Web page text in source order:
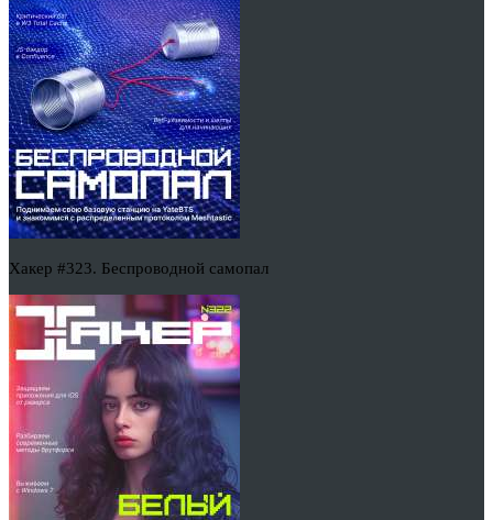
Хакер #323. Беспроводной самопал